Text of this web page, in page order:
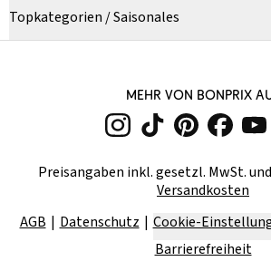
Topkategorien / Saisonales
MEHR VON BONPRIX
Preisangaben inkl. gesetzl. MwSt.
Versandkosten
AGB
Datenschutz Cookie-
Barrierefreiheit